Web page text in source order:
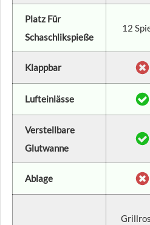
Platz Für
Schaschlikspieße
12
Klappbar
Lufteinlässe
Verstellbare
Glutwanne
Ablage